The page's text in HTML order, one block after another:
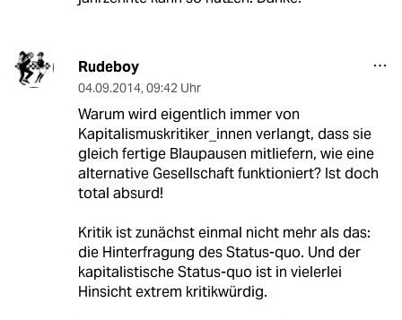
Rudeboy
04.09.2014, 09:42 Uhr
Warum wird eigentlich immer von
Kapitalismuskritiker_innen verlangt, dass sie
gleich fertige Blaupausen mitliefern, wie eine
alternative Gesellschaft funktioniert? Ist doch
total absurd!
Kritik ist zunächst einmal nicht mehr als das:
die Hinterfragung des Status-quo. Und der
kapitalistische Status-quo ist in vielerlei
Hinsicht extrem kritikwürdig.